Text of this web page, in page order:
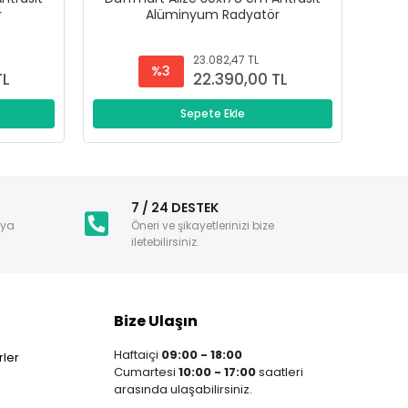
Alüminyum Radyatör
%3
23.082,47 TL
22.390,00 TL
Sepete Ekle
7 / 24 DESTEK
Öneri ve şikayetlerinizi bize
iletebilirsiniz.
Bize Ulaşın
Haftaiçi 09:00 - 18:00
Cumartesi 10:00 - 17:00saatleri
arasında ulaşabilirsiniz.